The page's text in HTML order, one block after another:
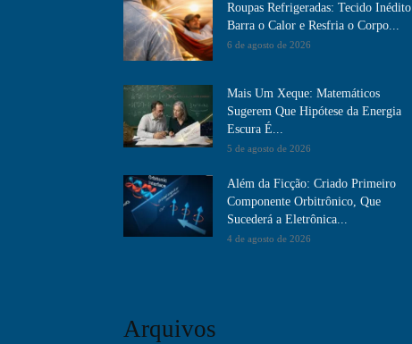
Roupas Refrigeradas: Tecido Inédito
Barra o Calor e Resfria o Corpo...
6 de agosto de 2026
Mais Um Xeque: Matemáticos
Sugerem Que Hipótese da Energia
Escura É...
5 de agosto de 2026
Além da Ficção: Criado Primeiro
Componente Orbitrônico, Que
Sucederá a Eletrônica...
4 de agosto de 2026
Arquivos